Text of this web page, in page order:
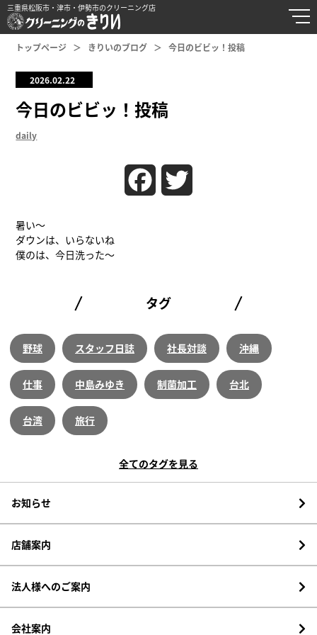
三重県松阪市・津市・伊勢市のクリーニング店
トップページ きりいのブログ 今日のビビッ！投稿
2026.02.22
今日のビビッ！投稿
daily
Facebook
暑い〜
ダウンは、いらないね
僕のは、今日洗った〜
タグ
野球 スタッフ日誌 社長対談 沖縄
仕事 中島みゆき 制菌加工 台北
台湾 旅行
全てのタグを見る
お知らせ
店舗案内
法人様へのご案内
会社案内